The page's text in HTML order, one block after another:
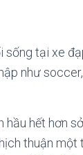
sống tại xe
như
hết hơn
thuận một